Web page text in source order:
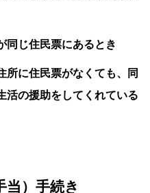
同じ住民票にあるとき
所に住民票がなくても、同
活の援助をしてくれている
当）手続き